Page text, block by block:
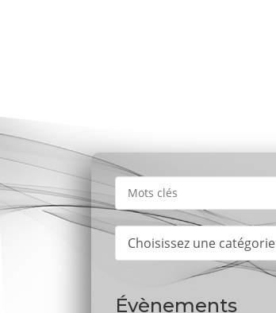
Choisissez une catégorie
Évènements